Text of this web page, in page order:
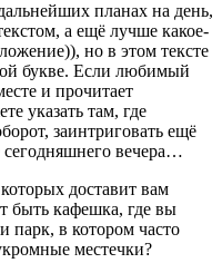
планах на день,
а ещё лучше какое-
но в этом тексте
букве. Если любимый
и прочитает
указать там, где
заинтриговать ещё
вечера…
доставит вам
быть кафешка, где вы
парк, в котором часто
местечки?